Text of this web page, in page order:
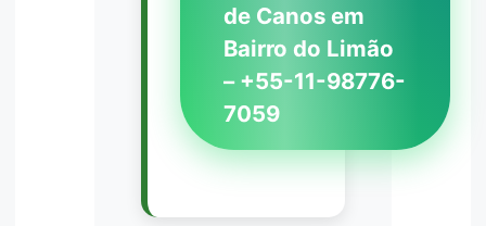
de Canos em
Bairro do Limão
– +55-11-98776-
7059